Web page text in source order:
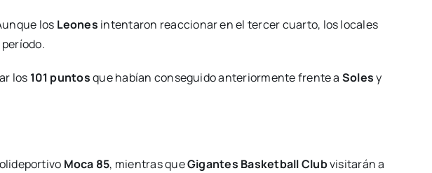
los Leones intentaron reaccionar en el tercer cuarto, los locales
los 101 puntosque habían conseguido anteriormente frente a Solesy
Moca 85, mientras queGigantes Basketball Clubvisitarán a